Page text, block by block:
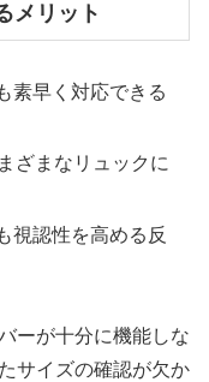
メリット
素早く対応できる
ざまなリュックに
視認性を高める反
ーが十分に機能しな
サイズの確認が欠か